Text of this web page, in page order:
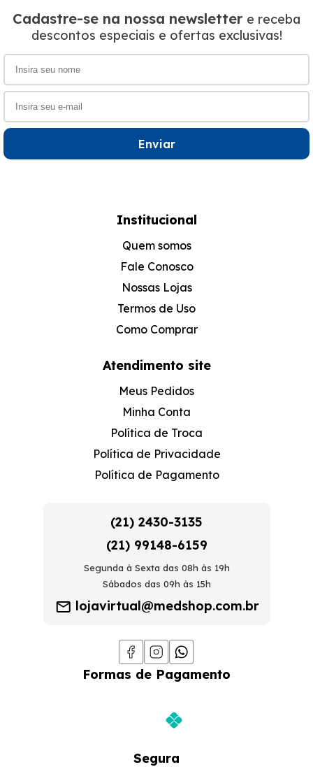
Cadastre-se na nossa newsletter e receba
descontos especiais e ofertas exclusivas!
Enviar
Institucional
Quem somos
Fale Conosco
Nossas Lojas
Termos de Uso
Como Comprar
Atendimento site
Meus Pedidos
Minha Conta
Política de Troca
Política de Privacidade
Política de Pagamento
(21) 2430-3135
(21) 99148-6159
Segunda à Sexta das 08h às 19h
Sábados das 09h às 15h
lojavirtual@medshop.com.br
Formas de Pagamento
Segura